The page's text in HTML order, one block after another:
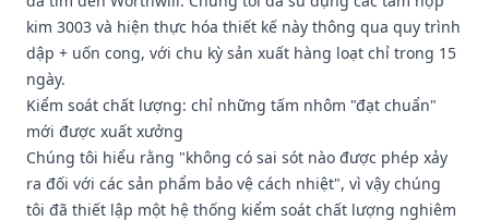
kim 3003 và hiện thực hóa thiết kế này thông qua quy trình
dập + uốn cong, với chu kỳ sản xuất hàng loạt chỉ trong 15
ngày.
Kiểm soát chất lượng: chỉ những tấm nhôm "đạt chuẩn"
mới được xuất xưởng
Chúng tôi hiểu rằng "không có sai sót nào được phép xảy
ra đối với các sản phẩm bảo vệ cách nhiệt", vì vậy chúng
tôi đã thiết lập một hệ thống kiểm soát chất lượng nghiêm